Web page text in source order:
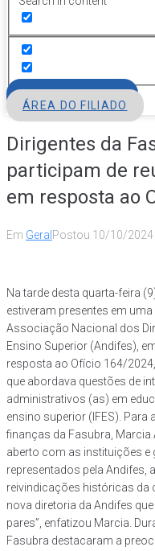
ÁREA DO FILIADO
Dirigentes da
participam de
em resposta ao
Em Geral Postou 10/10/2024
Na tarde desta quarta-feira
estiveram presentes em
Associação Nacional dos
Ensino Superior (Andifes),
resposta ao Ofício 164/
que abordava questões de
administrativos (as) em
ensino superior (IFES).
finanças da Fasubra, Marcia
aberto com as instituições e
representados pela Andifes,
reivindicações históricas da
nova diretoria da Andifes
pares”, enfatizou Marcia.
Fasubra destacaram a